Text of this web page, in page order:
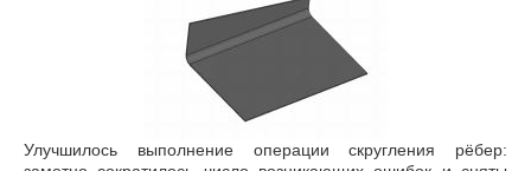
Улучшилось выполнение операции скругления рёбер: